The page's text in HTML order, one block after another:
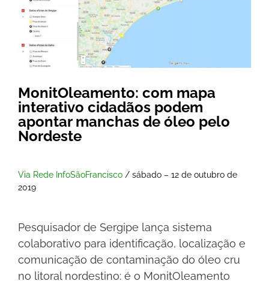
MonitOleamento: com mapa
interativo cidadãos podem
apontar manchas de óleo pelo
Nordeste
Via Rede InfoSãoFrancisco / sábado – 12 de outubro de
2019
Pesquisador de Sergipe lança sistema
colaborativo para identificação, localização e
comunicação de contaminação do óleo cru
no litoral nordestino: é o MonitOleamento